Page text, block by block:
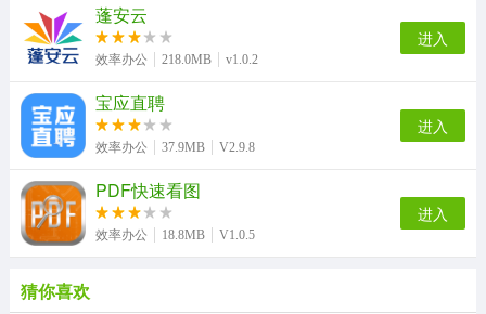
蓬安云
效率办公 218.0MB v1.0.2
进入
宝应直聘
效率办公 37.9MB V2.9.8
进入
PDF快速看图
效率办公 18.8MB V1.0.5
进入
猜你喜欢